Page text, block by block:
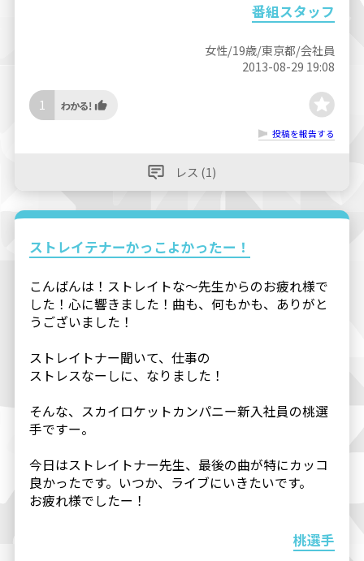
番組スタッフ
女性/19歳/東京都/会社員
2013-08-29 19:08
1
投稿を報告する
レス (1)
ストレイテナーかっこよかったー！
こんばんは！ストレイトな～先生からのお疲れ様で
した！心に響きました！曲も、何もかも、ありがと
うございました！
ストレイトナー聞いて、仕事の
ストレスなーしに、なりました！
そんな、スカイロケットカンパニー新入社員の桃選
手ですー。
今日はストレイトナー先生、最後の曲が特にカッコ
良かったです。いつか、ライブにいきたいです。
お疲れ様でしたー！
桃選手